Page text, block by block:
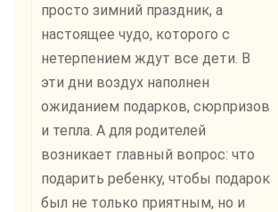
просто зимний праздник, а
настоящее чудо, которого с
нетерпением ждут все дети. В
эти дни воздух наполнен
ожиданием подарков, сюрпризов
и тепла. А для родителей
возникает главный вопрос: что
подарить ребенку, чтобы подарок
был не только приятным, но и